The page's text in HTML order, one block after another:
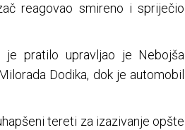
reagovao smireno i spriječio
je pratilo upravljao je Nebojša
Dodika, dok je automobil
tereti za izazivanje opšte